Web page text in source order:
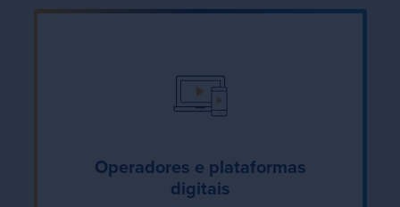
Operadores e plataformas
digitais